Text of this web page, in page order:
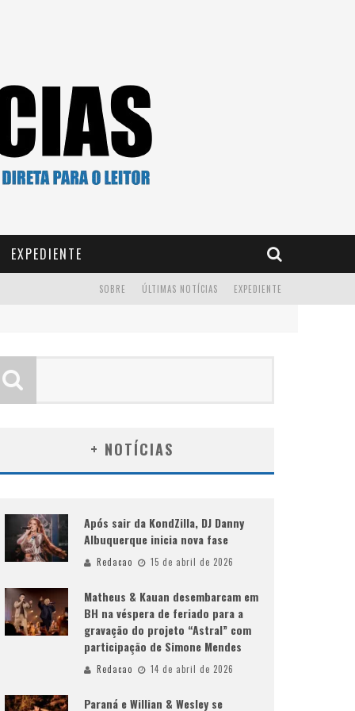
EXPEDIENTE
EXPEDIENTE
ÚLTIMAS NOTÍCIAS
SOBRE
+ NOTÍCIAS
Após sair da KondZilla, DJ Danny
Albuquerque inicia nova fase
Redacao 15 de abril de 2026
Matheus & Kauan desembarcam em
BH na véspera de feriado para a
gravação do projeto “Astral” com
participação de Simone Mendes
Redacao 14 de abril de 2026
Paraná e Willian & Wesley se